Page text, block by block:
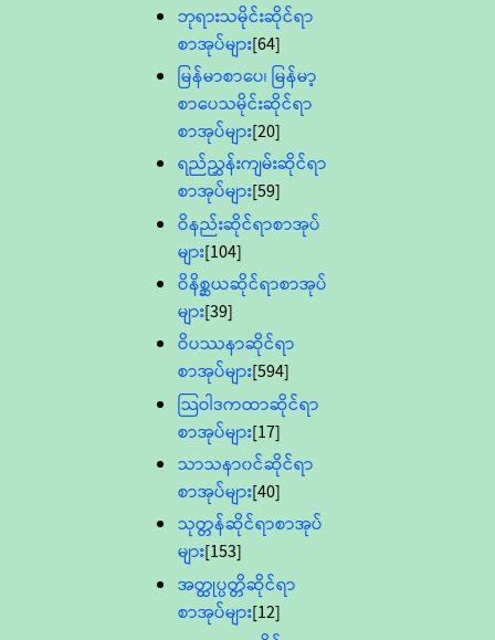
ဘုရားသမိုင်းဆိုင်ရာ
စာအုပ်များ[64]
မြန်မာစာပေ၊ မြန်မာ့
စာပေသမိုင်းဆိုင်ရာ
စာအုပ်များ[20]
ရည်ညွှန်းကျမ်းဆိုင်ရာ
စာအုပ်များ[59]
ဝိနည်းဆိုင်ရာစာအုပ်
များ[104]
ဝိနိစ္ဆယဆိုင်ရာစာအုပ်
များ[39]
ဝိပဿနာဆိုင်ရာ
စာအုပ်များ[594]
သြဝါဒကထာဆိုင်ရာ
စာအုပ်များ[17]
သာသနာ၀င်ဆိုင်ရာ
စာအုပ်များ[40]
သုတ္တန်ဆိုင်ရာစာအုပ်
များ[153]
အတ္ထုပ္ပတ္တိဆိုင်ရာ
စာအုပ်များ[12]